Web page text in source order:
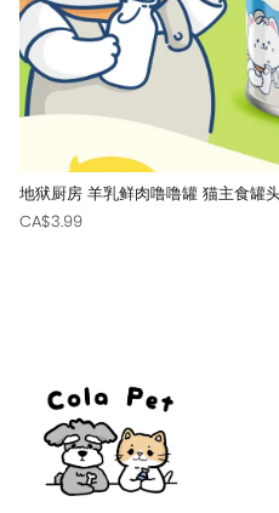
地狱厨房 羊乳鲜肉噜噜罐 猫主食罐
CA$3.99